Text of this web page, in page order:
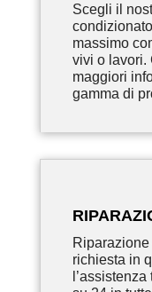
Scegli il
massimo
vivi o lavori.
maggiori
gamma di
richiesta in